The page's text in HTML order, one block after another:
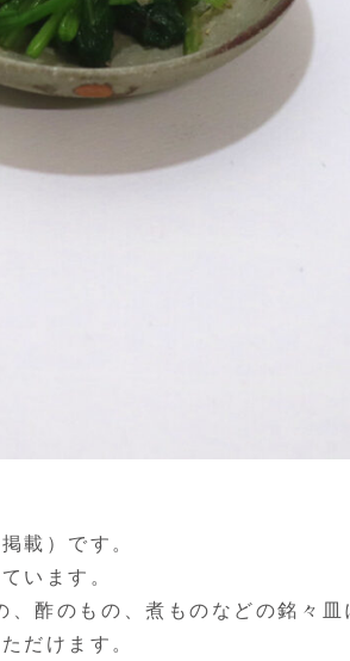
載）です。
います。
酢のもの、煮ものなどの銘々皿
だけます。